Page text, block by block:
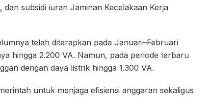
subsidi iuran Jaminan Kecelakaan Kerja
telah diterapkan pada Januari–Februari
hingga 2.200 VA. Namun, pada periode terbaru
dengan daya listrik hingga 1.300 VA.
untuk menjaga efisiensi anggaran sekaligus